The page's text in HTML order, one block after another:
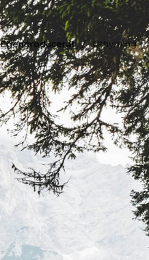
Egenproducerat Uthyrning